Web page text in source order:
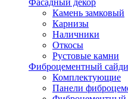
Фасадный декор
Камень замковый
Карнизы
Наличники
Откосы
Рустовые камни
Фиброцементный
Комплектующие
Панели